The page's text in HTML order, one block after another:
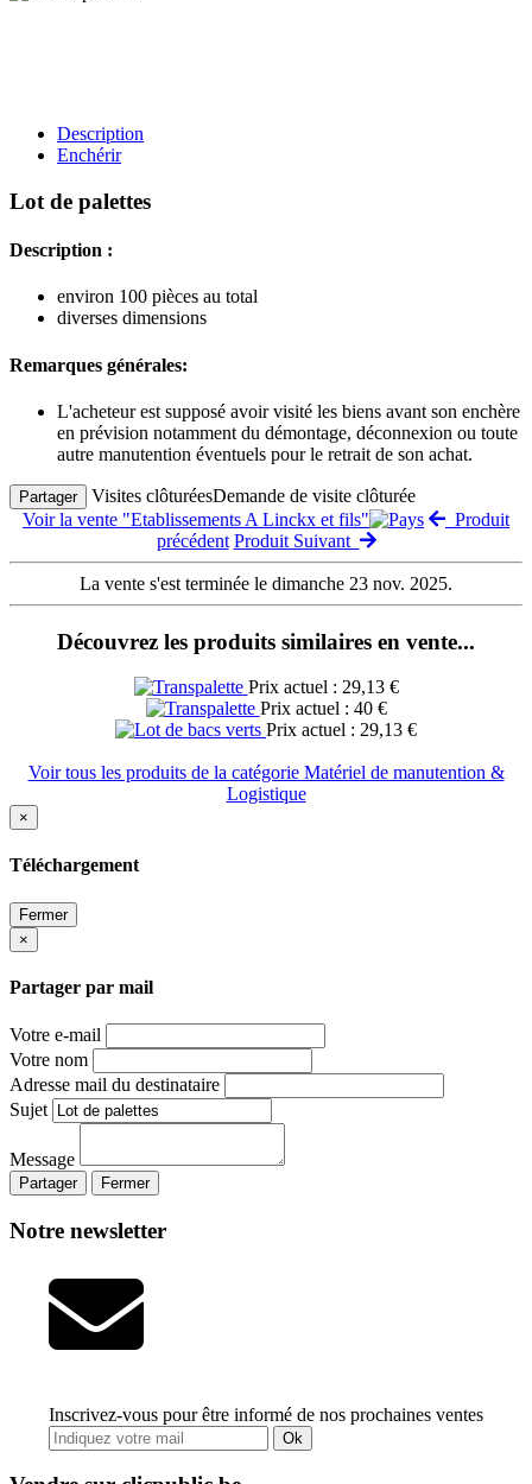
Description
Enchérir
Lot de palettes
Description :
environ 100 pièces au total
diverses dimensions
Remarques générales:
L'acheteur est supposé avoir visité les biens avant son enchère
en prévision notamment du démontage, déconnexion ou toute
autre manutention éventuels pour le retrait de son achat.
Partager Visites clôturéesDemande de visite clôturée
Voir la vente "Etablissements A Linckx et fils"
Produit
précédent Produit Suivant
La vente s'est terminée le dimanche 23 nov. 2025.
Découvrez les produits similaires en vente...
Prix actuel : 29,13 €
Prix actuel : 40 €
Prix actuel : 29,13 €
Voir tous les produits de la catégorie Matériel de manutention &
Logistique
×
Téléchargement
Fermer
×
Partager par mail
Votre e-mail
Votre nom
Adresse mail du destinataire
Sujet
Message
Partager Fermer
Notre newsletter
Inscrivez-vous pour être informé de nos prochaines ventes
Ok